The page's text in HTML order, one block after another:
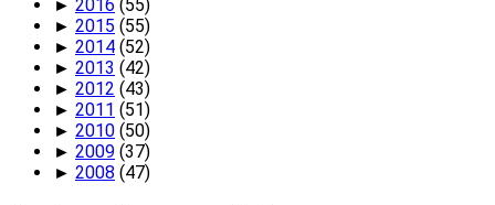
► 2016 (55)
► 2015 (55)
► 2014 (52)
► 2013 (42)
► 2012 (43)
► 2011 (51)
► 2010 (50)
► 2009 (37)
► 2008 (47)